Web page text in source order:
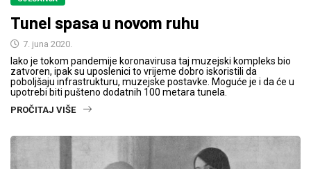
Tunel spasa u novom ruhu
7. juna 2020.
Iako je tokom pandemije koronavirusa taj muzejski kompleks bio
zatvoren, ipak su uposlenici to vrijeme dobro iskoristili da
poboljšaju infrastrukturu, muzejske postavke. Moguće je i da će u
upotrebi biti pušteno dodatnih 100 metara tunela.
PROČITAJ VIŠE